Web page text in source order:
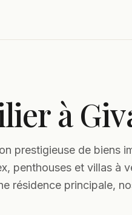
à
prestigieuse de biens
penthouses et villas à
résidence principale,